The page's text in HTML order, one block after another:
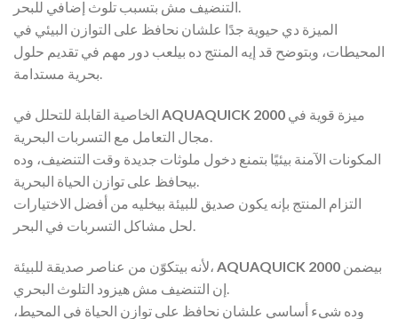
التنضيف مش بتسبب تلوث إضافي للبحر.
الميزة دي حيوية جدًا علشان نحافظ على التوازن البيئي في
المحيطات، وبتوضح قد إيه المنتج ده بيلعب دور مهم في تقديم حلول
بحرية مستدامة.
AQUAQUICK 2000
مجال التعامل مع التسربات البحرية.
المكونات الآمنة بيئيًا بتمنع دخول ملوثات جديدة وقت التنضيف، وده
بيحافظ على توازن الحياة البحرية.
التزام المنتج بإنه يكون صديق للبيئة بيخليه من أفضل الاختيارات
لحل مشاكل التسربات في البحر.
لأنه بيتكوّن من عناصر صديقة للبيئة، AQUAQUICK 2000
إن التنضيف مش هيزود التلوث البحري.
وده شيء أساسي علشان نحافظ على توازن الحياة في المحيط،